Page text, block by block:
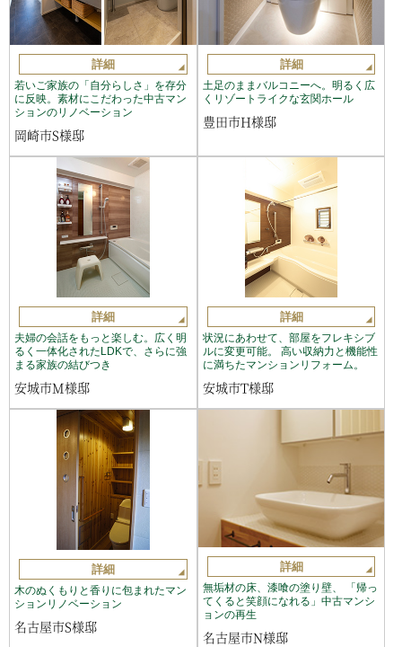
詳細
若いご家族の「自分らしさ」を存分
に反映。素材にこだわった中古マン
ションのリノベーション
岡崎市S様邸
詳細
土足のままバルコニーへ。明るく広
くリゾートライクな玄関ホール
豊田市H様邸
詳細
夫婦の会話をもっと楽しむ。広く明
るく一体化されたLDKで、さらに強
まる家族の結びつき
安城市M様邸
詳細
状況にあわせて、部屋をフレキシブ
ルに変更可能。 高い収納力と機能性
に満ちたマンションリフォーム。
安城市T様邸
詳細
木のぬくもりと香りに包まれたマン
ションリノベーション
名古屋市S様邸
詳細
無垢材の床、漆喰の塗り壁、 「帰っ
てくると笑顔になれる」中古マンシ
ョンの再生
名古屋市N様邸